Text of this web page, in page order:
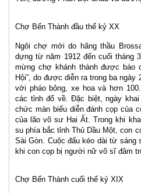
Chợ Bến Thành đầu thế kỷ XX
Ngôi chợ mới do hãng thầu
dựng từ năm 1912 đến cuối tháng
mừng chợ khánh thành được báo
Hội”, do được diễn ra trong ba ngày
với pháo bông, xe hoa và hơn
các tỉnh đổ về. Đặc biệt, ngày
chức màn biểu diễn đánh cọp của
của lão võ sư Hai Ất. Trong khi
su phía bắc tỉnh Thủ Dầu Một, con
Sài Gòn. Cuộc đấu kéo dài từ sáng
khi con cọp bị người nữ võ sĩ đâm
Chợ Bến Thành cuối thế kỷ XIX